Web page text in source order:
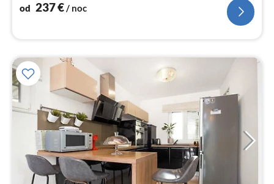
od 237€ / noc